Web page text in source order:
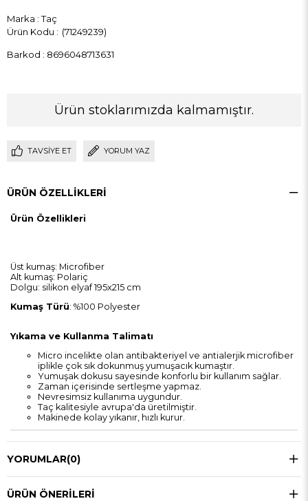
Marka : Taç
(71249239)
Barkod : 8696048713631
Ürün stoklarımızda kalmamıştır.
TAVSIYE ET YORUM YAZ
ÜRÜN ÖZELLIKLERI
Ürün Özellikleri
Üst kumaş: Microfiber
Alt kumaş: Polariç
Dolgu: silikon elyaf 195x215 cm
Kumaş Türü: %100 Polyester
Yıkama ve Kullanma Talimatı
Micro incelikte olan antibakteriyel ve antialerjik microfiber
iplikle çok sık dokunmuş yumuşacık kumaştır.
Yumuşak dokusu sayesinde konforlu bir kullanım sağlar.
Zaman içerisinde sertleşme yapmaz.
Nevresimsiz kullanıma uygundur.
Taç kalitesiyle avrupa'da üretilmiştir.
Makinede kolay yıkanır, hızlı kurur.
YORUMLAR(0)
ÜRÜN ÖNERILERI